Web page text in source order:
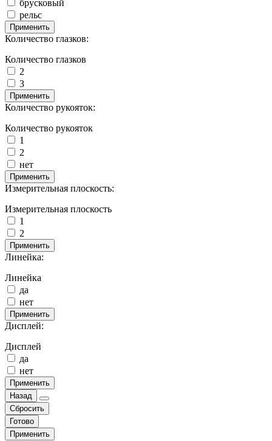
брусковый
рельс
Применить
Количество глазков:
Количество глазков
2
3
Применить
Количество рукояток:
Количество рукояток
1
2
нет
Применить
Измерительная плоскость:
Измерительная плоскость
1
2
Применить
Линейка:
Линейка
да
нет
Применить
Дисплей:
Дисплей
да
нет
Применить
Назад
Сбросить
Готово
Применить